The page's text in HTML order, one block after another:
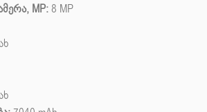
MP:8 MP